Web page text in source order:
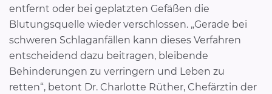
entfernt oder bei geplatzten Gefäßen die
Blutungsquelle wieder verschlossen. „Gerade bei
schweren Schlaganfällen kann dieses Verfahren
entscheidend dazu beitragen, bleibende
Behinderungen zu verringern und Leben zu
retten“, betont Dr. Charlotte Rüther, Chefärztin der